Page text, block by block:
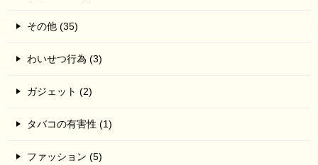
その他 (35)
わいせつ行為 (3)
ガジェット (2)
タバコの有害性 (1)
ファッション (5)